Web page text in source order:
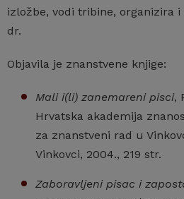
izložbe, vodi tribine, organizira
dr.
Objavila je znanstvene knjige:
Mali i(li) zanemareni pisci,
Hrvatska akademija
za znanstveni rad u
Vinkovci, 2004., 219 str.
Zaboravljeni pisac i